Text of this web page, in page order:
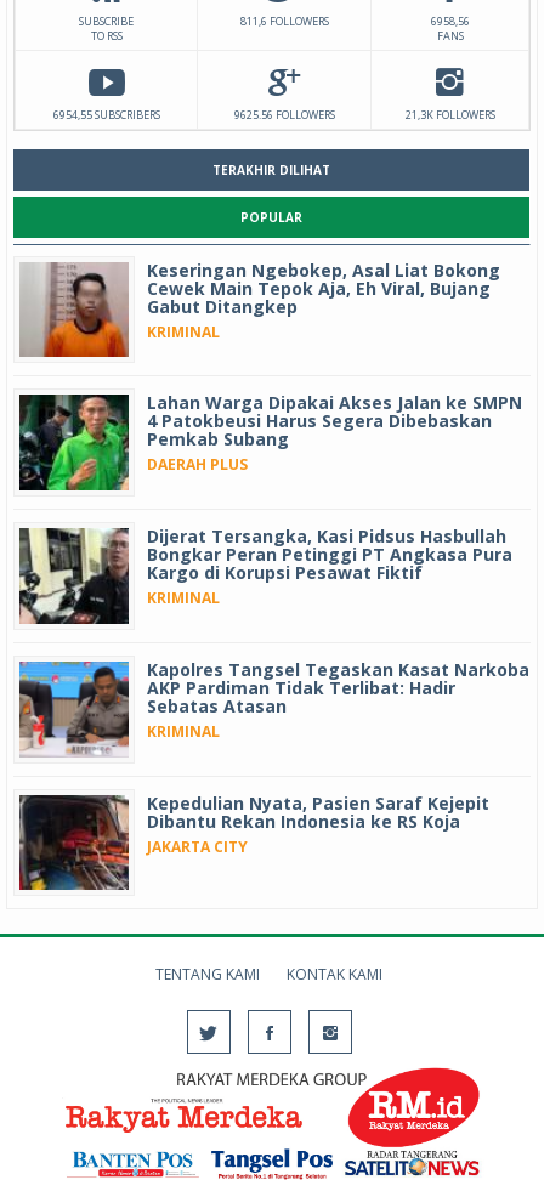
SUBSCRIBE
TO RSS
811,6 FOLLOWERS
6958,56
FANS
6954,55 SUBSCRIBERS 9625.56 FOLLOWERS 21,3K FOLLOWERS
TERAKHIR DILIHAT
POPULAR
Keseringan Ngebokep, Asal Liat Bokong
Cewek Main Tepok Aja, Eh Viral, Bujang
Gabut Ditangkep
KRIMINAL
Lahan Warga Dipakai Akses Jalan ke SMPN
4 Patokbeusi Harus Segera Dibebaskan
Pemkab Subang
DAERAH PLUS
Dijerat Tersangka, Kasi Pidsus Hasbullah
Bongkar Peran Petinggi PT Angkasa Pura
Kargo di Korupsi Pesawat Fiktif
KRIMINAL
Kapolres Tangsel Tegaskan Kasat Narkoba
AKP Pardiman Tidak Terlibat: Hadir
Sebatas Atasan
KRIMINAL
Kepedulian Nyata, Pasien Saraf Kejepit
Dibantu Rekan Indonesia ke RS Koja
JAKARTA CITY
TENTANG KAMI KONTAK KAMI